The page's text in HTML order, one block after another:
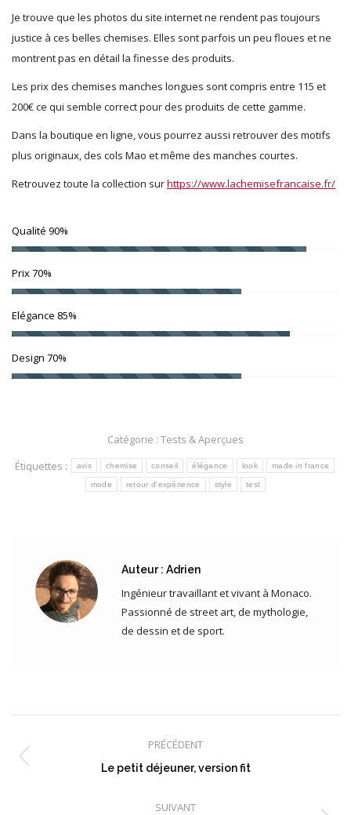
Je trouve que les photos du site internet ne rendent pas toujours
justice à ces belles chemises. Elles sont parfois un peu floues et ne
montrent pas en détail la finesse des produits.
Les prix des chemises manches longues sont compris entre 115 et
200€ ce qui semble correct pour des produits de cette gamme.
Dans la boutique en ligne, vous pourrez aussi retrouver des motifs
plus originaux, des cols Mao et même des manches courtes.
Retrouvez toute la collection surhttps://www.lachemisefrancaise.fr/
Qualité 90%
Prix70%
Elégance 85%
Design 70%
Catégorie : Tests & Aperçues
Étiquettes :
avis chemise conseil élégance look made in france
mode retour d'expérience style test
Auteur : Adrien
Ingénieur travaillant et vivant à Monaco.
Passionné de street art, de mythologie,
de dessin et de sport.
article
PRÉCÉDENT
Article
:
Le petit déjeuner, version fit
SUIVANT